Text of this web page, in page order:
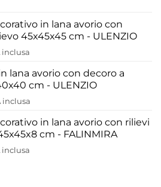
nella
pagina
in lana avorio con
45x45x45 cm - ULENZIO
inclusa
lana avorio con decoro a
cm - ULENZIO
inclusa
in lana avorio con rilievi
cm - FALINMIRA
inclusa